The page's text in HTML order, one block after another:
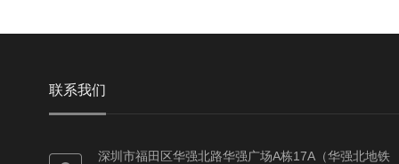
联系我们
深圳市福田区华强北路华强广场A栋17A（华强北地铁